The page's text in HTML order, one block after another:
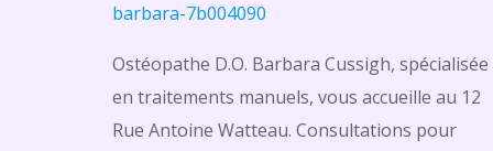
barbara-7b004090
Ostéopathe D.O. Barbara Cussigh, spécialisée
en traitements manuels, vous accueille au 12
Rue Antoine Watteau. Consultations pour